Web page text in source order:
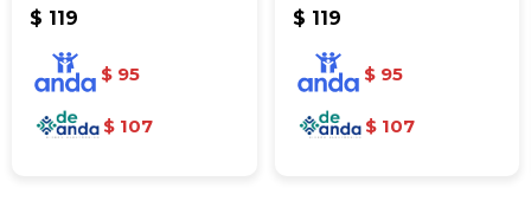
$ 119
$ 95
$ 107
$ 119
$ 95
$ 107